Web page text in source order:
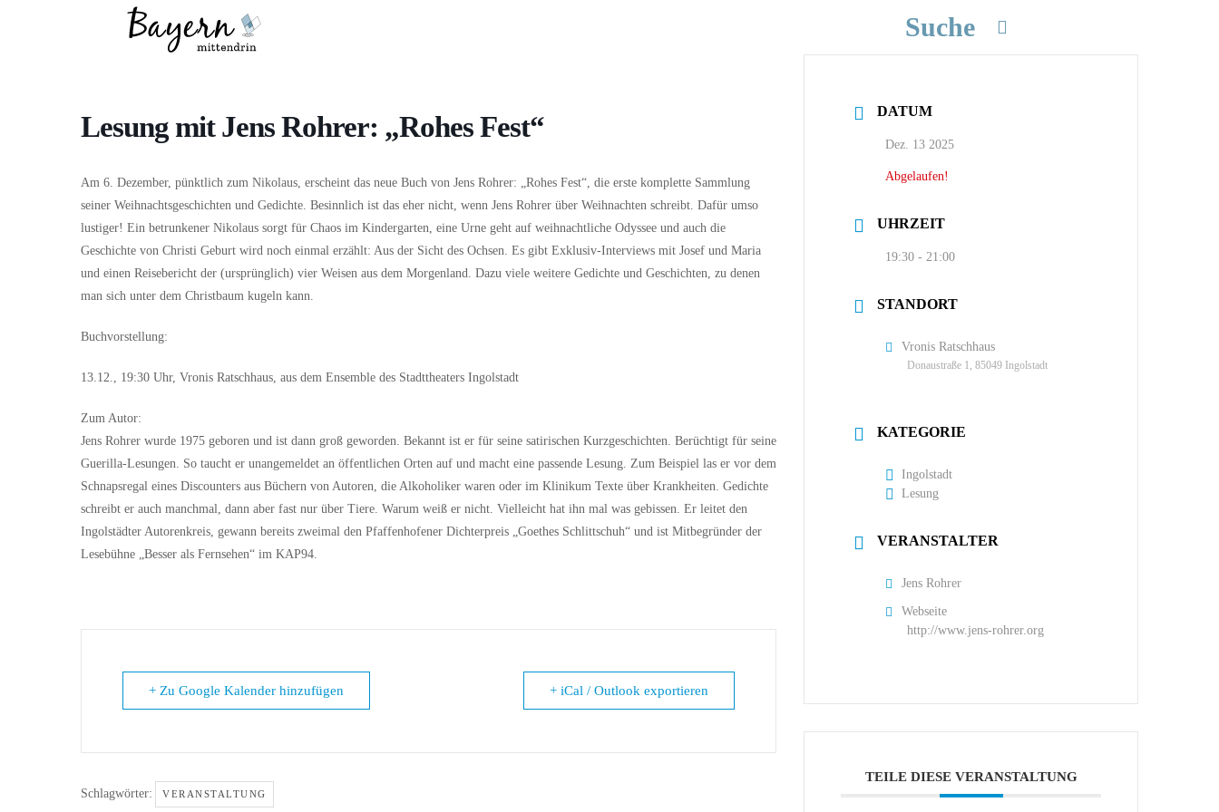
Suche
Lesung mit Jens Rohrer: „Rohes Fest“
Am 6. Dezember, pünktlich zum Nikolaus, erscheint das neue Buch von Jens Rohrer: „Rohes Fest“, die erste komplette Sammlung
seiner Weihnachtsgeschichten und Gedichte. Besinnlich ist das eher nicht, wenn Jens Rohrer über Weihnachten schreibt. Dafür umso
lustiger! Ein betrunkener Nikolaus sorgt für Chaos im Kindergarten, eine Urne geht auf weihnachtliche Odyssee und auch die
Geschichte von Christi Geburt wird noch einmal erzählt: Aus der Sicht des Ochsen. Es gibt Exklusiv-Interviews mit Josef und Maria
und einen Reisebericht der (ursprünglich) vier Weisen aus dem Morgenland. Dazu viele weitere Gedichte und Geschichten, zu denen
man sich unter dem Christbaum kugeln kann.
Buchvorstellung:
13.12., 19:30 Uhr, Vronis Ratschhaus, aus dem Ensemble des Stadttheaters Ingolstadt
Zum Autor:
Jens Rohrer wurde 1975 geboren und ist dann groß geworden. Bekannt ist er für seine satirischen Kurzgeschichten. Berüchtigt für seine
Guerilla-Lesungen. So taucht er unangemeldet an öffentlichen Orten auf und macht eine passende Lesung. Zum Beispiel las er vor dem
Schnapsregal eines Discounters aus Büchern von Autoren, die Alkoholiker waren oder im Klinikum Texte über Krankheiten. Gedichte
schreibt er auch manchmal, dann aber fast nur über Tiere. Warum weiß er nicht. Vielleicht hat ihn mal was gebissen. Er leitet den
Ingolstädter Autorenkreis, gewann bereits zweimal den Pfaffenhofener Dichterpreis „Goethes Schlittschuh“ und ist Mitbegründer der
Lesebühne „Besser als Fernsehen“ im KAP94.
+ Zu Google Kalender hinzufügen + iCal / Outlook exportieren
Schlagwörter: VERANSTALTUNG
DATUM
Dez. 13 2025
Abgelaufen!
UHRZEIT
19:30 - 21:00
STANDORT
Vronis Ratschhaus
Donaustraße 1, 85049 Ingolstadt
KATEGORIE
Ingolstadt
Lesung
VERANSTALTER
Jens Rohrer
Webseite
http://www.jens-rohrer.org
TEILE DIESE VERANSTALTUNG